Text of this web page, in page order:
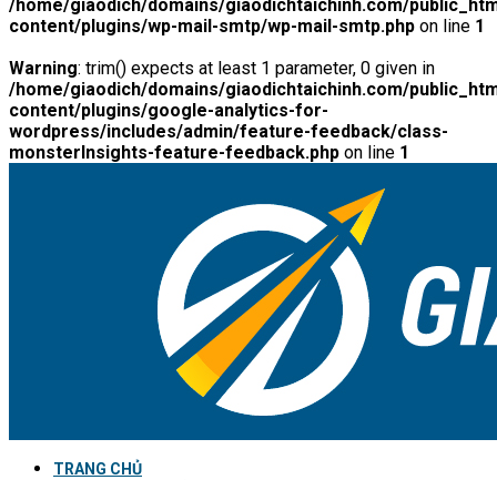
/home/giaodich/domains/giaodichtaichinh.com/
content/plugins/wp-mail-smtp/wp-mail-smtp.php on line 1
Warning: trim() expects at least 1 parameter, 0 given in
/home/giaodich/domains/giaodichtaichinh.com/
content/plugins/google-analytics-for-
wordpress/includes/admin/feature-feedback/class-
monsterInsights-feature-feedback.php on line 1
TRANG CHỦ